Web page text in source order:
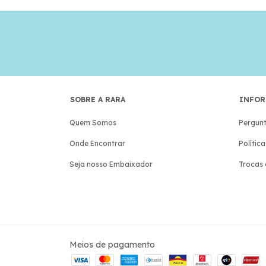
SOBRE A RARA
Quem Somos
Onde Encontrar
Seja nosso Embaixador Trocas
Meios de pagamento